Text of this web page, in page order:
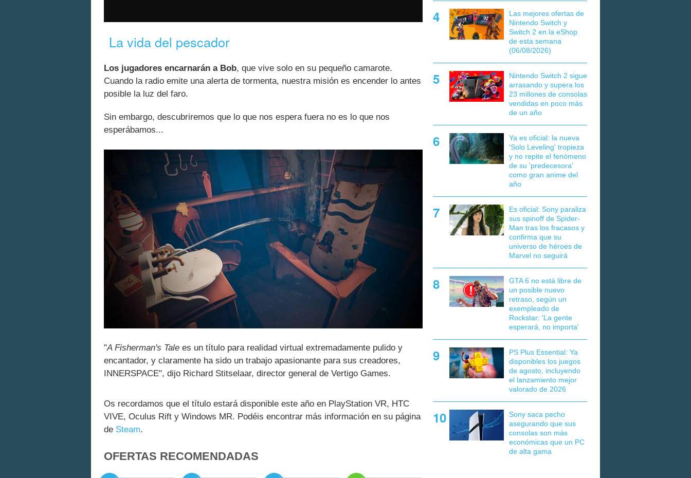
La vida del pescador
Los jugadores encarnarán a Bob, que vive solo en su pequeño camarote.
Cuando la radio emite una alerta de tormenta, nuestra misión es encender lo antes
posible la luz del faro.
Sin embargo, descubriremos que lo que nos espera fuera no es lo que nos
esperábamos...
"A Fisherman's Tale es un título para realidad virtual extremadamente pulido y
encantador, y claramente ha sido un trabajo apasionante para sus creadores,
INNERSPACE", dijo Richard Stitselaar, director general de Vertigo Games.
Os recordamos que el título estará disponible este año en PlayStation VR, HTC
VIVE, Oculus Rift y Windows MR. Podéis encontrar más información en su página
de Steam.
OFERTAS RECOMENDADAS
Las mejores ofertas de
Nintendo Switch y
Switch 2 en la eShop
de esta semana
(06/08/2026)
Nintendo Switch 2 sigue
arrasando y supera los
23 millones de consolas
vendidas en poco más
de un año
Ya es oficial: la nueva
'Solo Leveling' tropieza
y no repite el fenómeno
de su 'predecesora'
como gran anime del
año
Es oficial: Sony paraliza
sus spinoff de Spider-
Man tras los fracasos y
confirma que su
universo de héroes de
Marvel no seguirá
GTA 6 no está libre de
un posible nuevo
retraso, según un
exempleado de
Rockstar: 'La gente
esperará, no importa'
PS Plus Essential: Ya
disponibles los juegos
de agosto, incluyendo
el lanzamiento mejor
valorado de 2026
Sony saca pecho
asegurando que sus
consolas son más
económicas que un PC
de alta gama